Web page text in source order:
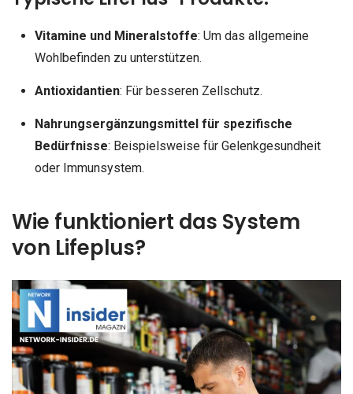
Vitamine und Mineralstoffe: Um das allgemeine
Wohlbefinden zu unterstützen.
Antioxidantien: Für besseren Zellschutz.
Nahrungsergänzungsmittel für spezifische
Bedürfnisse: Beispielsweise für Gelenkgesundheit
oder Immunsystem.
Wie funktioniert das System
von Lifeplus?